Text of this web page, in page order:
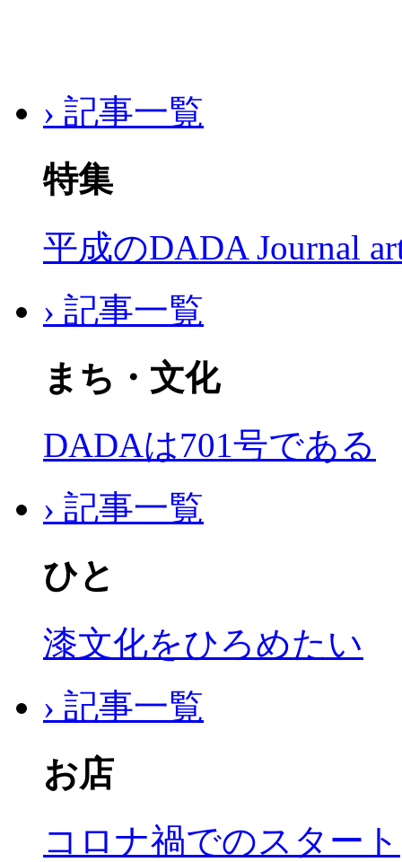
› 記事一覧
特集
平成のDADA Journal
› 記事一覧
まち・文化
DADAは701号である
› 記事一覧
ひと
漆文化をひろめたい
› 記事一覧
お店
コロナ禍でのスタート